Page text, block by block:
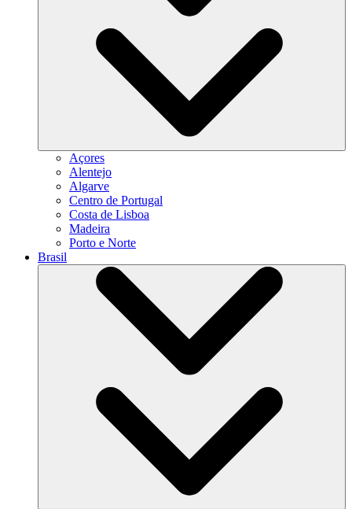
Açores
Alentejo
Algarve
Centro de Portugal
Costa de Lisboa
Madeira
Porto e Norte
Brasil